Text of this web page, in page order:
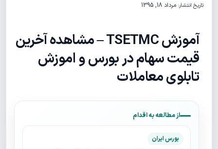
تاریخ انتشار: مرداد 18, 1395
آموزش TSETMC – مشاهده آخرین
قیمت سهام در بورس و اموزش
تابلوی معاملات
از مطالعه به اقدام
بورس ایران